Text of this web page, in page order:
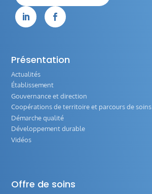
 
Présentation
Actualités
Établissement
Gouvernance et direction
Coopérations de territoire et parcours de soins
Démarche qualité
Développement durable
Vidéos
Offre de soins